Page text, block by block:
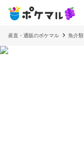
産直・通販のポケマル 魚介類